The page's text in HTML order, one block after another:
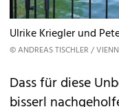
Ulrike Kriegler und
© ANDREAS TISCHLER /
Dass für diese
bisserl